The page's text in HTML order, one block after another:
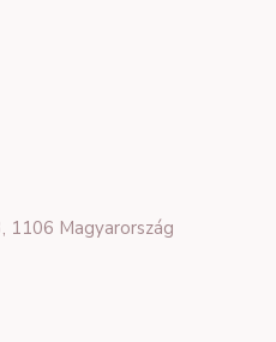
1106 Magyarország